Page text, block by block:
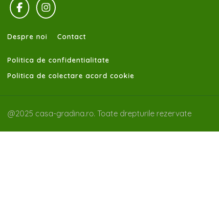
Despre noi Contact
Politica de confidentialitate
Politica de colectare acord cookie
@2025 casa-gradina.ro. Toate drepturile rezervate